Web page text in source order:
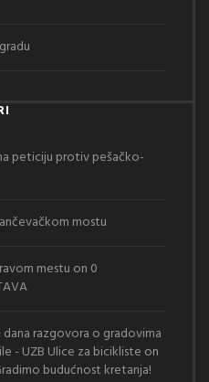
peticiju protiv pešačko-
mostu
mestu on 0
dana razgovora o gradovima
- UZB Ulice za bicikliste on
budućnost kretanja!